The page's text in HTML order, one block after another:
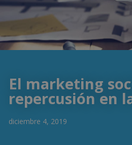
El marketing
repercusión en
diciembre 4, 2019